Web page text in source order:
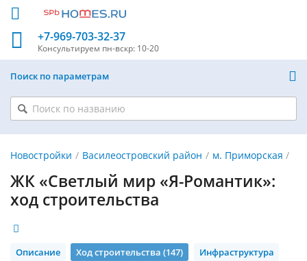
+7-969-703-32-37
Консультируем пн-вскр: 10-20
Поиск по параметрам
Новостройки Василеостровский район м. Приморская
ЖК «Светлый мир «Я-Романтик»:
ход строительства
Описание Ход строительства (147)
Инфраструктура